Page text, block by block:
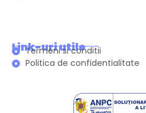
Link-uri utile
Termeni si conditii
Politica de confidentialitate